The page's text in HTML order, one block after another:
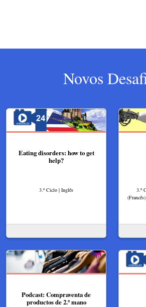
Novos
Eating disorders: how to get
help?
3.º Ciclo | Inglês
3.º
Podcast: Compraventa de
productos de 2.º mano